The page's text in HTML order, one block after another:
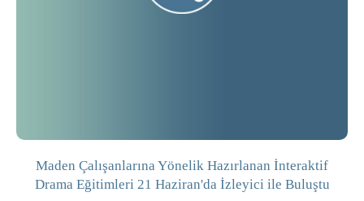
Maden Çalışanlarına Yönelik Hazırlanan İnteraktif
Drama Eğitimleri 21 Haziran'da İzleyici ile Buluştu